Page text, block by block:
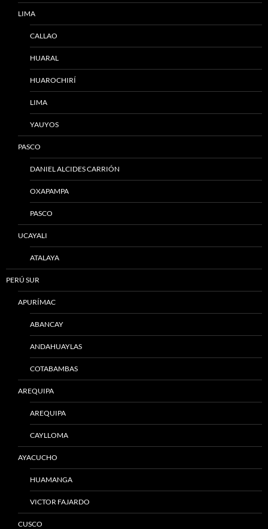
LIMA
CALLAO
HUARAL
HUAROCHIRÍ
LIMA
YAUYOS
PASCO
DANIEL ALCIDES CARRIÓN
OXAPAMPA
PASCO
UCAYALI
ATALAYA
PERÚ SUR
APURÍMAC
ABANCAY
ANDAHUAYLAS
COTABAMBAS
AREQUIPA
AREQUIPA
CAYLLOMA
AYACUCHO
HUAMANGA
VICTOR FAJARDO
CUSCO